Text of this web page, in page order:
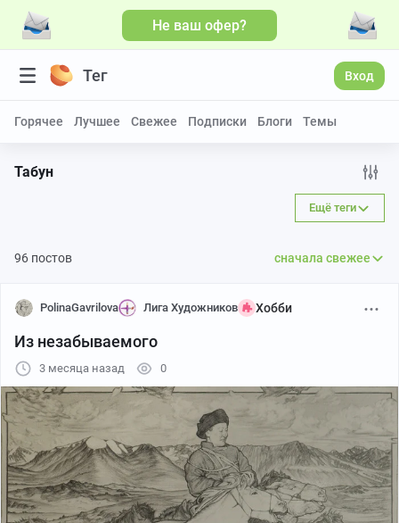
Не ваш офер?
Тег Вход
Горячее Лучшее Свежее Подписки Блоги Темы
Табун
Ещё теги
96 постов сначала свежее
PolinaGavrilova Лига Художников Хобби
Из незабываемого
3 месяца назад 0
Больше видео